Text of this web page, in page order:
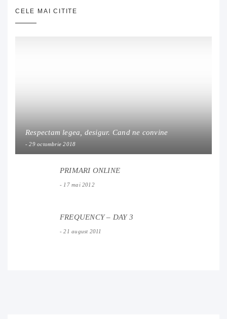
CELE MAI CITITE
Respectam legea, desigur. Cand ne convine
29 octombrie 2018
PRIMARI ONLINE
17 mai 2012
FREQUENCY – DAY 3
21 august 2011